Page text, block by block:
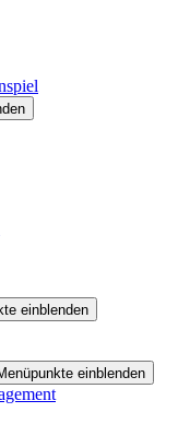
einblenden
einblenden